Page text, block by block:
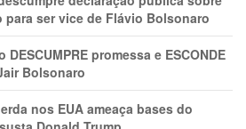
para ser vice de Flávio Bolsonaro
promessa e ESCONDE
Bolsonaro
nos EUA ameaça bases do